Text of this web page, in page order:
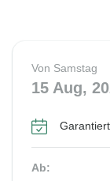
Von Samstag
15 Aug,
Ab: